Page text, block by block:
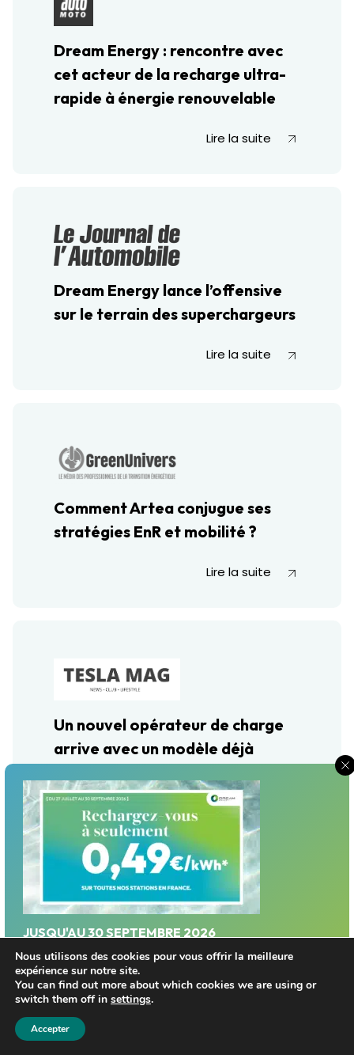
Dream Energy : rencontre avec
cet acteur de la recharge ultra-
rapide à énergie renouvelable
Lire la suite
Dream Energy lance l’offensive
sur le terrain des superchargeurs
Lire la suite
Comment Artea conjugue ses
stratégies EnR et mobilité ?
Lire la suite
Un nouvel opérateur de charge
arrive avec un modèle déjà
Lire la suite
la ville de Laon retient Dream
Energy pour réaliser une station
de superchargeurs
JUSQU'AU 30 SEPTEMBRE 2026
Profitez d'un tarif privilégié sur le réseau Dream
Energy!
Nous utilisons des cookies pour vous offrir la meilleure
expérience sur notre site.
You can find out more about which cookies we are using or
switch them off in settings.
Accepter